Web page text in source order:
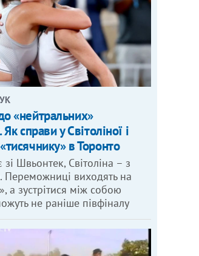
«нейтральних»
Як справи у Світоліної і
в Торонто
Швьонтек, Світоліна – з
Переможниці виходять на
а зустрітися між собою
не раніше півфіналу